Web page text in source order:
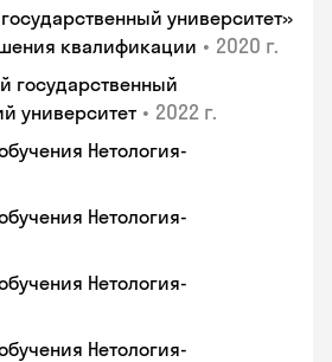
университет»
квалификации • 2020 г.
государственный
университет • 2022 г.
Нетология-
Нетология-
Нетология-
Нетология-